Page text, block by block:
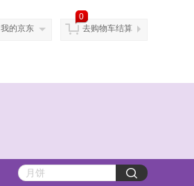
我的京东
0
去购物车结算